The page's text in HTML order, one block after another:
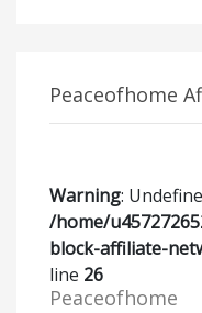
Peaceofhome
Warning:
/home/
block-affiliate-
line 26
Peaceofhome